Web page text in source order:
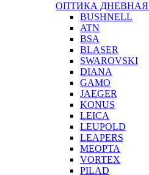
ОПТИКА ДНЕВНАЯ
BUSHNELL
ATN
BSA
BLASER
SWAROVSKI
DIANA
GAMO
JAEGER
KONUS
LEICA
LEUPOLD
LEAPERS
MEOPTA
VORTEX
PILAD